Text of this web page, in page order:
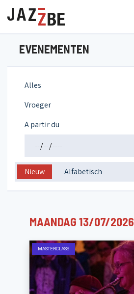
EVENEMENTEN
Alles
Vroeger
A partir du
Nieuw Alfabetisch
MAANDAG 13/07/2026
MASTERCLASS